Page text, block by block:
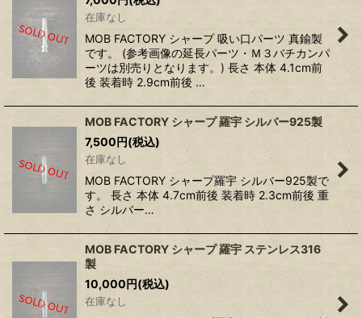
在庫なし
MOB FACTORY シャープ 吸い口パーツ 真鍮製
です。 (参考画像の延長パーツ・Ｍ３バチカンパ
ーツは別売りとなります。) 長さ 本体 4.1cm前
後 装着時 2.9cm前後 …
MOB FACTORY シャープ 羅宇 シルバー925製
7,500円(税込)
在庫なし
MOB FACTORY シャープ羅宇 シルバー925製で
す。 長さ 本体 4.7cm前後 装着時 2.3cm前後 重
さ シルバー…
MOB FACTORY シャープ 羅宇 ステンレス316
製
10,000円(税込)
在庫なし